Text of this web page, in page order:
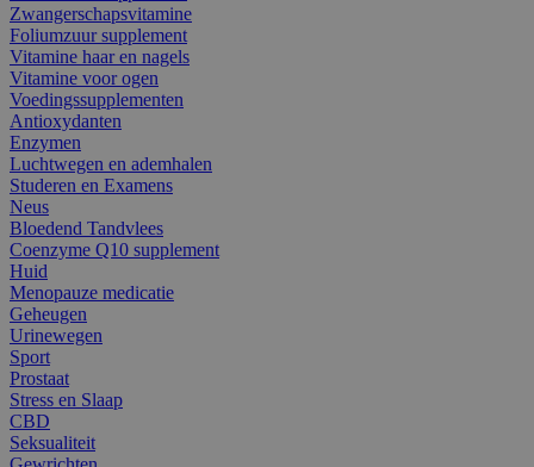
Zwangerschapsvitamine
Foliumzuur supplement
Vitamine haar en nagels
Vitamine voor ogen
Voedingssupplementen
Antioxydanten
Enzymen
Luchtwegen en ademhalen
Studeren en Examens
Neus
Bloedend Tandvlees
Coenzyme Q10 supplement
Huid
Menopauze medicatie
Geheugen
Urinewegen
Sport
Prostaat
Stress en Slaap
CBD
Seksualiteit